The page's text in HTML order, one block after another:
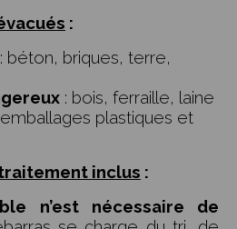
:
: béton, briques, terre,
: bois, ferraille, laine
plastiques et
inclus :
n’est nécessaire de